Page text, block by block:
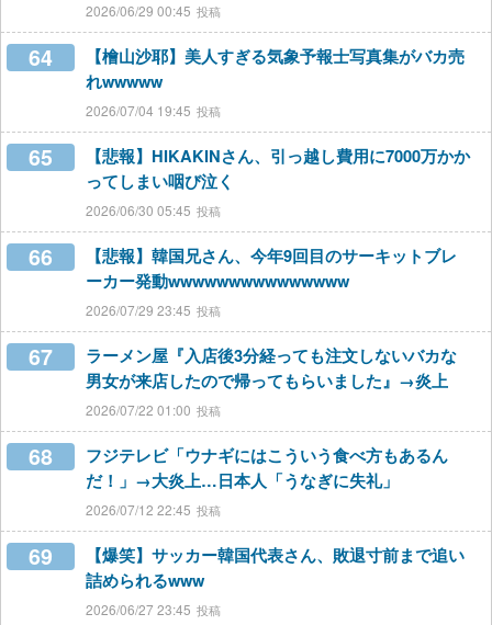
2026/06/29 00:45
64
【檜山沙耶】美人すぎる気象予報士写真集がバカ売
れwwwww
2026/07/04 19:45
65
【悲報】HIKAKINさん、引っ越し費用に7000万かか
ってしまい咽び泣く
2026/06/30 05:45
66
【悲報】韓国兄さん、今年9回目のサーキットブレ
ーカー発動wwwwwwwwwwwwwww
2026/07/29 23:45
67
ラーメン屋『入店後3分経っても注文しないバカな
男女が来店したので帰ってもらいました』→炎上
2026/07/22 01:00
68
フジテレビ「ウナギにはこういう食べ方もあるん
だ！」→大炎上…日本人「うなぎに失礼」
2026/07/12 22:45
69
【爆笑】サッカー韓国代表さん、敗退寸前まで追い
詰められるwww
2026/06/27 23:45